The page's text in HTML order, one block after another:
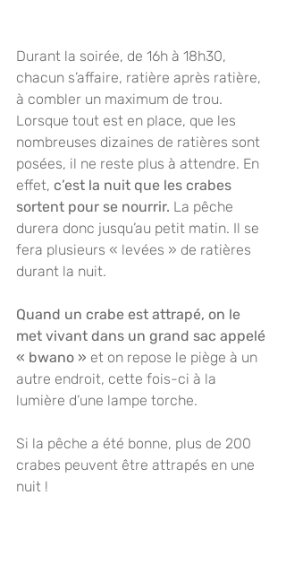
Durant la soirée, de 16h à 18h30,
chacun s’affaire, ratière après ratière,
à combler un maximum de trou.
Lorsque tout est en place, que les
nombreuses dizaines de ratières sont
posées, il ne reste plus à attendre. En
effet, c’est la nuit que les crabes
sortent pour se nourrir. La pêche
durera donc jusqu’au petit matin. Il se
fera plusieurs « levées » de ratières
durant la nuit.
Quand un crabe est attrapé, on le
met vivant dans un grand sac appelé
« bwano » et on repose le piège à un
autre endroit, cette fois-ci à la
lumière d’une lampe torche.
Si la pêche a été bonne, plus de 200
crabes peuvent être attrapés en une
nuit !